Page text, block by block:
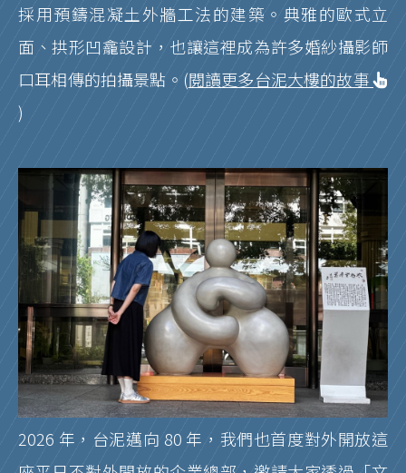
採用預鑄混凝土外牆工法的建築。典雅的歐式立
面、拱形凹龕設計，也讓這裡成為許多婚紗攝影師
口耳相傳的拍攝景點。(閱讀更多台泥大樓的故事
)
2026 年，台泥邁向 80 年，我們也首度對外開放這